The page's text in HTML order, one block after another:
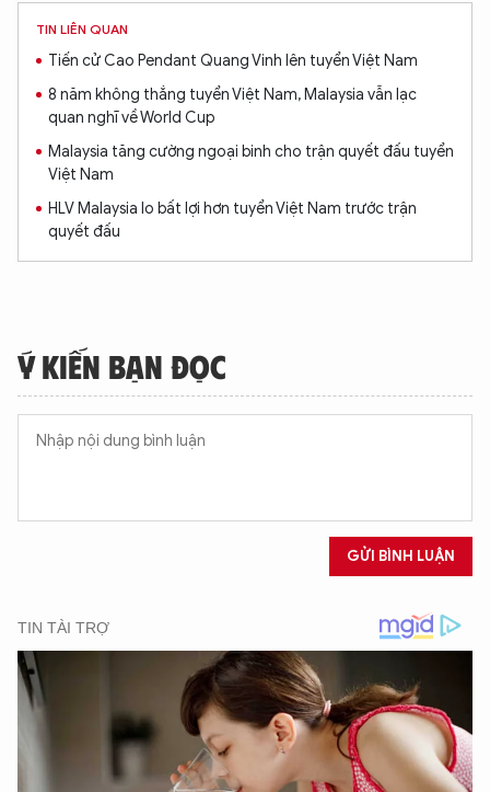
TIN LIÊN QUAN
Tiến cử Cao Pendant Quang Vinh lên tuyển Việt Nam
8 năm không thắng tuyển Việt Nam, Malaysia vẫn lạc
quan nghĩ về World Cup
Malaysia tăng cường ngoại binh cho trận quyết đấu tuyển
Việt Nam
HLV Malaysia lo bất lợi hơn tuyển Việt Nam trước trận
quyết đấu
Ý KIẾN BẠN ĐỌC
GỬI BÌNH LUẬN